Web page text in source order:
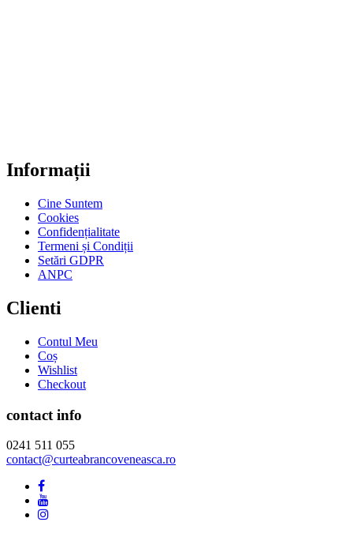
Informații
Cine Suntem
Cookies
Confidențialitate
Termeni și Condiții
Setări GDPR
ANPC
Clienti
Contul Meu
Coș
Wishlist
Checkout
contact info
0241 511 055
contact@curteabrancoveneasca.ro